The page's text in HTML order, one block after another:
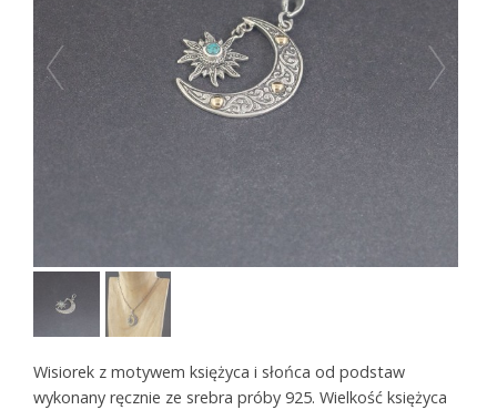
Wisiorek z motywem księżyca i słońca od podstaw
wykonany ręcznie ze srebra próby 925. Wielkość księżyca